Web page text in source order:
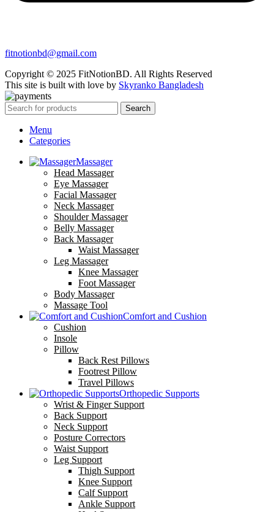
fitnotionbd@gmail.com
Copyright © 2025 FitNotionBD. All Rights Reserved
This site is built with love by Skyranko Bangladesh
Search
Menu
Categories
Massager
Head Massager
Eye Massager
Facial Massager
Neck Massager
Shoulder Massager
Belly Massager
Back Massager
Waist Massager
Leg Massager
Knee Massager
Foot Massager
Body Massager
Massage Tool
Comfort and Cushion
Cushion
Insole
Pillow
Back Rest Pillows
Footrest Pillow
Travel Pillows
Orthopedic Supports
Wrist & Finger Support
Back Support
Neck Support
Posture Correctors
Waist Support
Leg Support
Thigh Support
Knee Support
Calf Support
Ankle Support